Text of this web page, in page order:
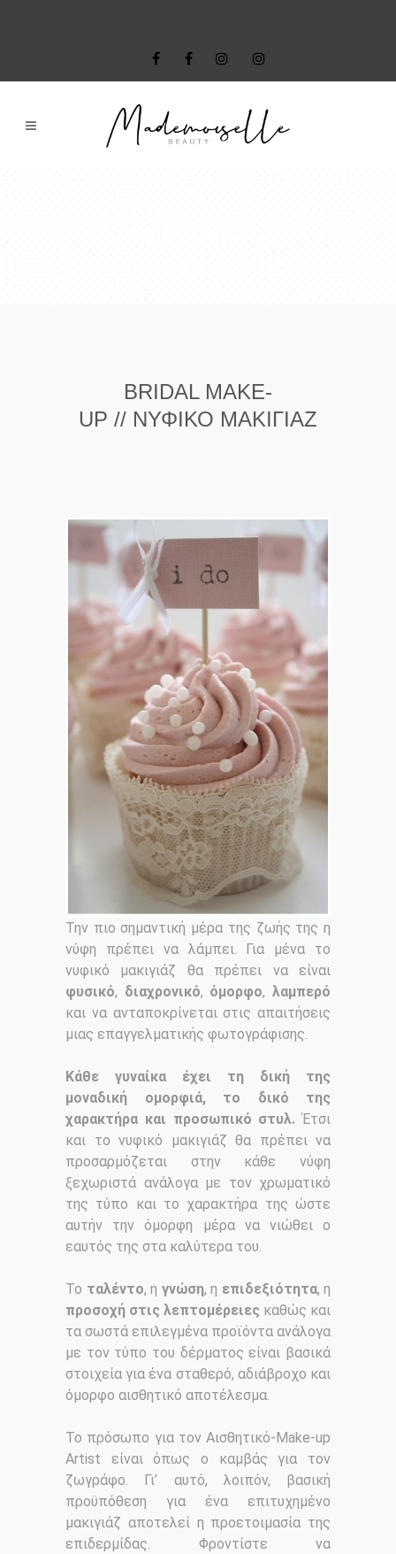
BRIDAL MAKE-
UP // ΝΥΦΙΚΟ ΜΑΚΙΓΙΑΖ
Την πιο σημαντική μέρα της ζωής της η
νύφη πρέπει να λάμπει. Για μένα το
νυφικό μακιγιάζ θα πρέπει να είναι
φυσικό, διαχρονικό, όμορφο,λαμπερό
και να ανταποκρίνεται στις απαιτήσεις
μιας επαγγελματικής φωτογράφισης.
Κάθε γυναίκα έχει τη δική της
μοναδική ομορφιά, το δικό της
χαρακτήρα και προσωπικό στυλ. Έτσι
και το νυφικό μακιγιάζ θα πρέπει να
προσαρμόζεται στην κάθε νύφη
ξεχωριστά ανάλογα με τον χρωματικό
της τύπο και το χαρακτήρα της ώστε
αυτήν την όμορφη μέρα να νιώθει ο
εαυτός της στα καλύτερα του.
Το ταλέντο, η γνώση, η επιδεξιότητα, η
προσοχή στις λεπτομέρειες καθώς και
τα σωστά επιλεγμένα προϊόντα ανάλογα
με τον τύπο του δέρματος είναι βασικά
στοιχεία για ένα σταθερό, αδιάβροχο και
όμορφο αισθητικό αποτέλεσμα.
Το πρόσωπο για τον Αισθητικό-Make-up
Artist είναι όπως ο καμβάς για τον
ζωγράφο. Γι’ αυτό, λοιπόν, βασική
προϋπόθεση για ένα επιτυχημένο
μακιγιάζ αποτελεί η προετοιμασία της
επιδερμίδας. Φροντίστε να